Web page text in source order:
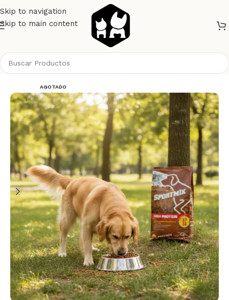
Skip to navigation
Skip to main content
AGOTADO